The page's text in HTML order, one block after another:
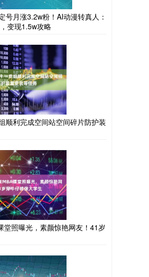
号月涨3.2w粉！AI动漫转真人：
变现1.5w攻略
顺利完成空间站空间碎片防护装
堂照曝光，素颜惊艳网友！41岁